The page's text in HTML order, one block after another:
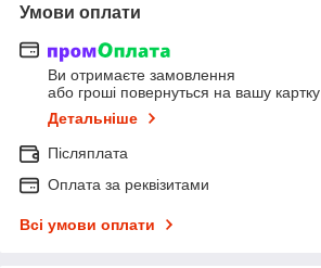
Умови оплати
Ви отримаєте замовлення
або гроші повернуться на вашу картку
Детальніше
Післяплата
Оплата за реквізитами
Всі умови оплати